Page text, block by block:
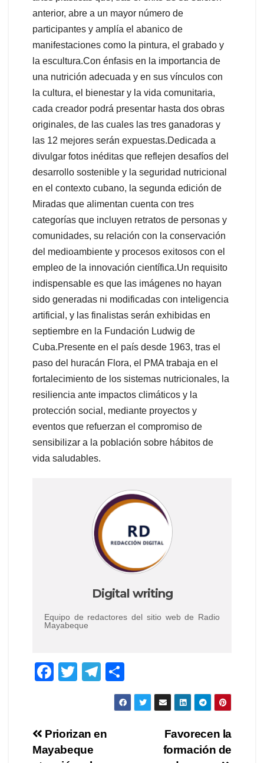
anterior, abre a un mayor número de
participantes y amplía el abanico de
manifestaciones como la pintura, el grabado y
la escultura.Con énfasis en la importancia de
una nutrición adecuada y en sus vínculos con
la cultura, el bienestar y la vida comunitaria,
cada creador podrá presentar hasta dos obras
originales, de las cuales las tres ganadoras y
las 12 mejores serán expuestas.Dedicada a
divulgar fotos inéditas que reflejen desafíos del
desarrollo sostenible y la seguridad nutricional
en el contexto cubano, la segunda edición de
Miradas que alimentan cuenta con tres
categorías que incluyen retratos de personas y
comunidades, su relación con la conservación
del medioambiente y procesos exitosos con el
empleo de la innovación científica.Un requisito
indispensable es que las imágenes no hayan
sido generadas ni modificadas con inteligencia
artificial, y las finalistas serán exhibidas en
septiembre en la Fundación Ludwig de
Cuba.Presente en el país desde 1963, tras el
paso del huracán Flora, el PMA trabaja en el
fortalecimiento de los sistemas nutricionales, la
resiliencia ante impactos climáticos y la
protección social, mediante proyectos y
eventos que refuerzan el compromiso de
sensibilizar a la población sobre hábitos de
vida saludables.
Digital writing
Equipo de redactores del sitio web de Radio
Mayabeque
F
e
b
T
er
T
el
gr
h
ar
Post
Favorecen la
formación de
Priorizan en
Mayabeque